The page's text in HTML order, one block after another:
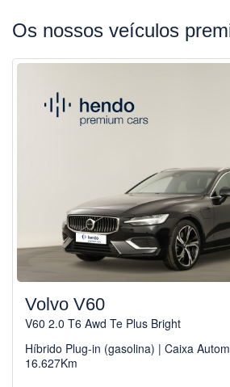
Os nossos veículos
Volvo V60
V60 2.0 T6 Awd Te Plus Bright
Híbrido Plug-in (gasolina) | Caixa
16.627Km